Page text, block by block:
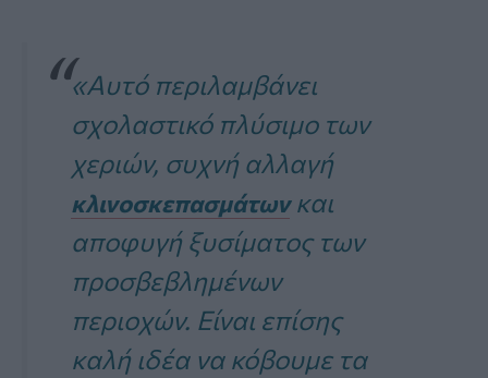
«Αυτό περιλαμβάνει
σχολαστικό πλύσιμο των
χεριών, συχνή αλλαγή
κλινοσκεπασμάτωνκαι
αποφυγή ξυσίματος των
προσβεβλημένων
περιοχών. Είναι επίσης
καλή ιδέα να κόβουμε τα